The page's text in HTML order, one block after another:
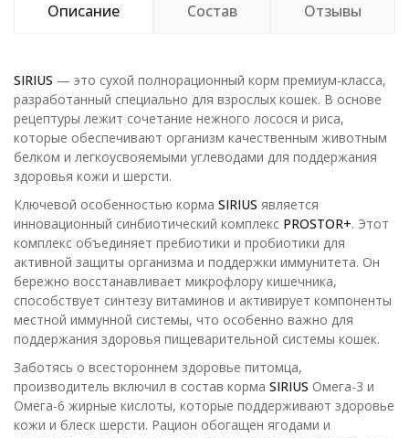
Описание Состав Отзывы
SIRIUS — это сухой полнорационный корм премиум-класса,
разработанный специально для взрослых кошек. В основе
рецептуры лежит сочетание нежного лосося и риса,
которые обеспечивают организм качественным животным
белком и легкоусвояемыми углеводами для поддержания
здоровья кожи и шерсти.
Ключевой особенностью корма SIRIUS является
инновационный синбиотический комплекс PROSTOR+. Этот
комплекс объединяет пребиотики и пробиотики для
активной защиты организма и поддержки иммунитета. Он
бережно восстанавливает микрофлору кишечника,
способствует синтезу витаминов и активирует компоненты
местной иммунной системы, что особенно важно для
поддержания здоровья пищеварительной системы кошек.
Заботясь о всестороннем здоровье питомца,
производитель включил в состав корма SIRIUS Омега-3 и
Омега-6 жирные кислоты, которые поддерживают здоровье
кожи и блеск шерсти. Рацион обогащен ягодами и